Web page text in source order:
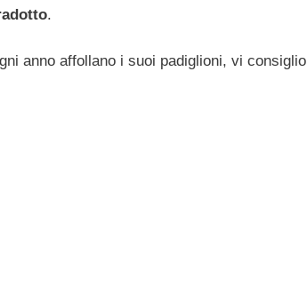
.
anno affollano i suoi padiglioni, vi consiglio